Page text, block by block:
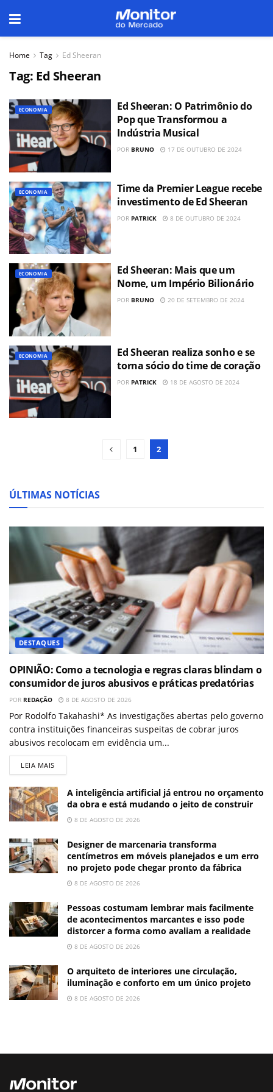
Home Tag Ed Sheeran
Tag: Ed Sheeran
ECONOMIA
Ed Sheeran: O Patrimônio do
Pop que Transformou a
Indústria Musical
POR BRUNO 17 DE OUTUBRO DE 2024
ECONOMIA
Time da Premier League recebe
investimento de Ed Sheeran
POR PATRICK 8 DE OUTUBRO DE 2024
ECONOMIA
Ed Sheeran: Mais que um
Nome, um Império Bilionário
POR BRUNO 20 DE SETEMBRO DE 2024
ECONOMIA
Ed Sheeran realiza sonho e se
torna sócio do time de coração
POR PATRICK 18 DE AGOSTO DE 2024
1 2
ÚLTIMAS NOTÍCIAS
DESTAQUES
OPINIÃO: Como a tecnologia e regras claras blindam o
consumidor de juros abusivos e práticas predatórias
POR REDAÇÃO 8 DE AGOSTO DE 2026
Por Rodolfo Takahashi* As investigações abertas pelo governo
contra instituições financeiras suspeitas de cobrar juros
abusivos recolocam em evidência um...
LEIA MAIS
A inteligência artificial já entrou no orçamento
da obra e está mudando o jeito de construir
8 DE AGOSTO DE 2026
Designer de marcenaria transforma
centímetros em móveis planejados e um erro
no projeto pode chegar pronto da fábrica
8 DE AGOSTO DE 2026
Pessoas costumam lembrar mais facilmente
de acontecimentos marcantes e isso pode
distorcer a forma como avaliam a realidade
8 DE AGOSTO DE 2026
O arquiteto de interiores une circulação,
iluminação e conforto em um único projeto
8 DE AGOSTO DE 2026